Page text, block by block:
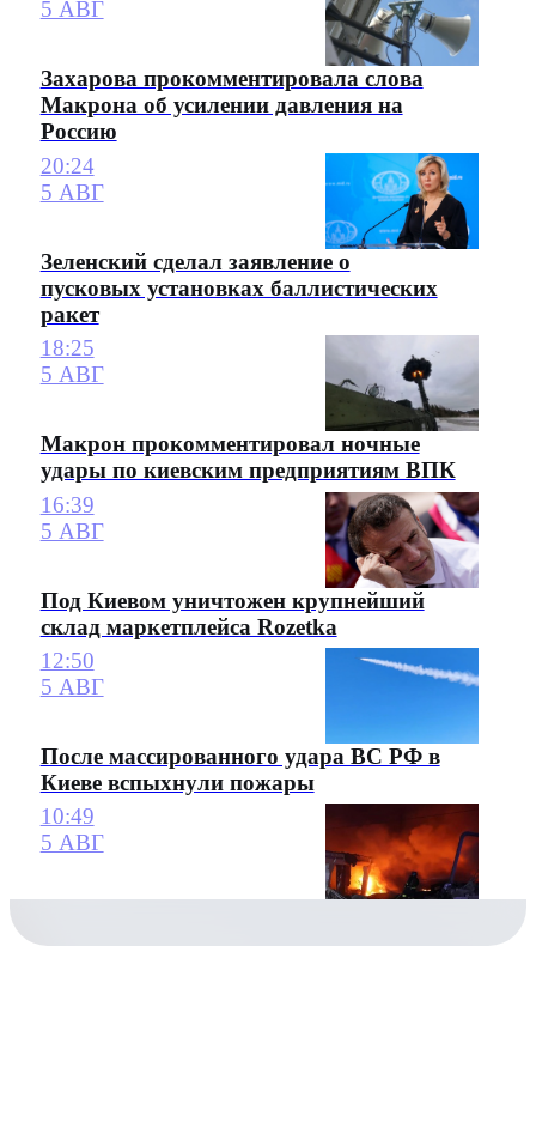
5 АВГ
Захарова прокомментировала слова
Макрона об усилении давления на
Россию
20:24
5 АВГ
Зеленский сделал заявление о
пусковых установках баллистических
ракет
18:25
5 АВГ
Макрон прокомментировал ночные
удары по киевским предприятиям ВПК
16:39
5 АВГ
Под Киевом уничтожен крупнейший
склад маркетплейса Rozetka
12:50
5 АВГ
После массированного удара ВС РФ в
Киеве вспыхнули пожары
10:49
5 АВГ